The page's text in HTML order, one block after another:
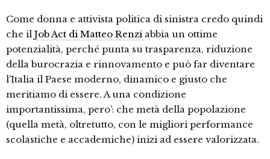
Come donna e attivista politica di sinistra credo quindi
che il Job Act di Matteo Renzi abbia un ottime
potenzialità, perché punta su trasparenza, riduzione
della burocrazia e rinnovamento e può far diventare
l’Italia il Paese moderno, dinamico e giusto che
meritiamo di essere. A una condizione
importantissima, pero’: che metà della popolazione
(quella metà, oltretutto, con le migliori performance
scolastiche e accademiche) inizi ad essere valorizzata.